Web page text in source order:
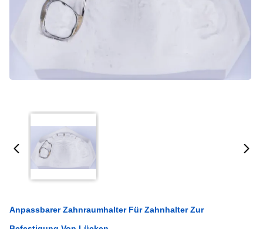
Anpassbarer Zahnraumhalter Für Zahnhalter Zur